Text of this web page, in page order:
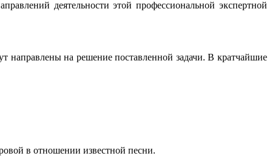
деятельности этой профессиональной экспертной
направлены на решение поставленной задачи. В кратчайшие
в отношении известной песни.